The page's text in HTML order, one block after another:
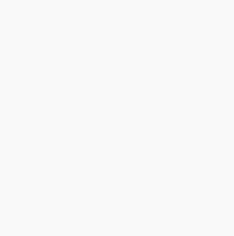
BANDUNG, BEKASI,